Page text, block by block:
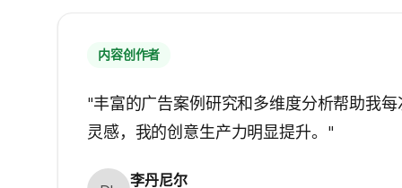
内容创作者
"丰富的广告案例研究和多维度分析帮助我
灵感，我的创意生产力明显提升。"
李丹尼尔